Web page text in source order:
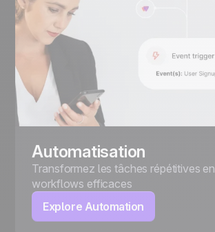
Automatisation
Transformez les tâches répétitives en
workflows efficaces
Explore Automation